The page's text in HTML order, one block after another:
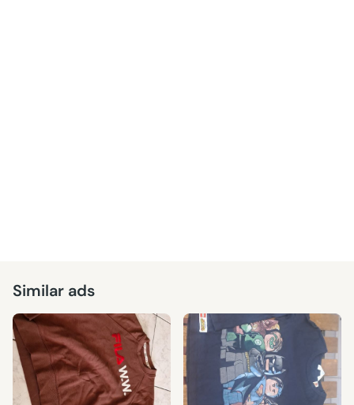
Similar ads